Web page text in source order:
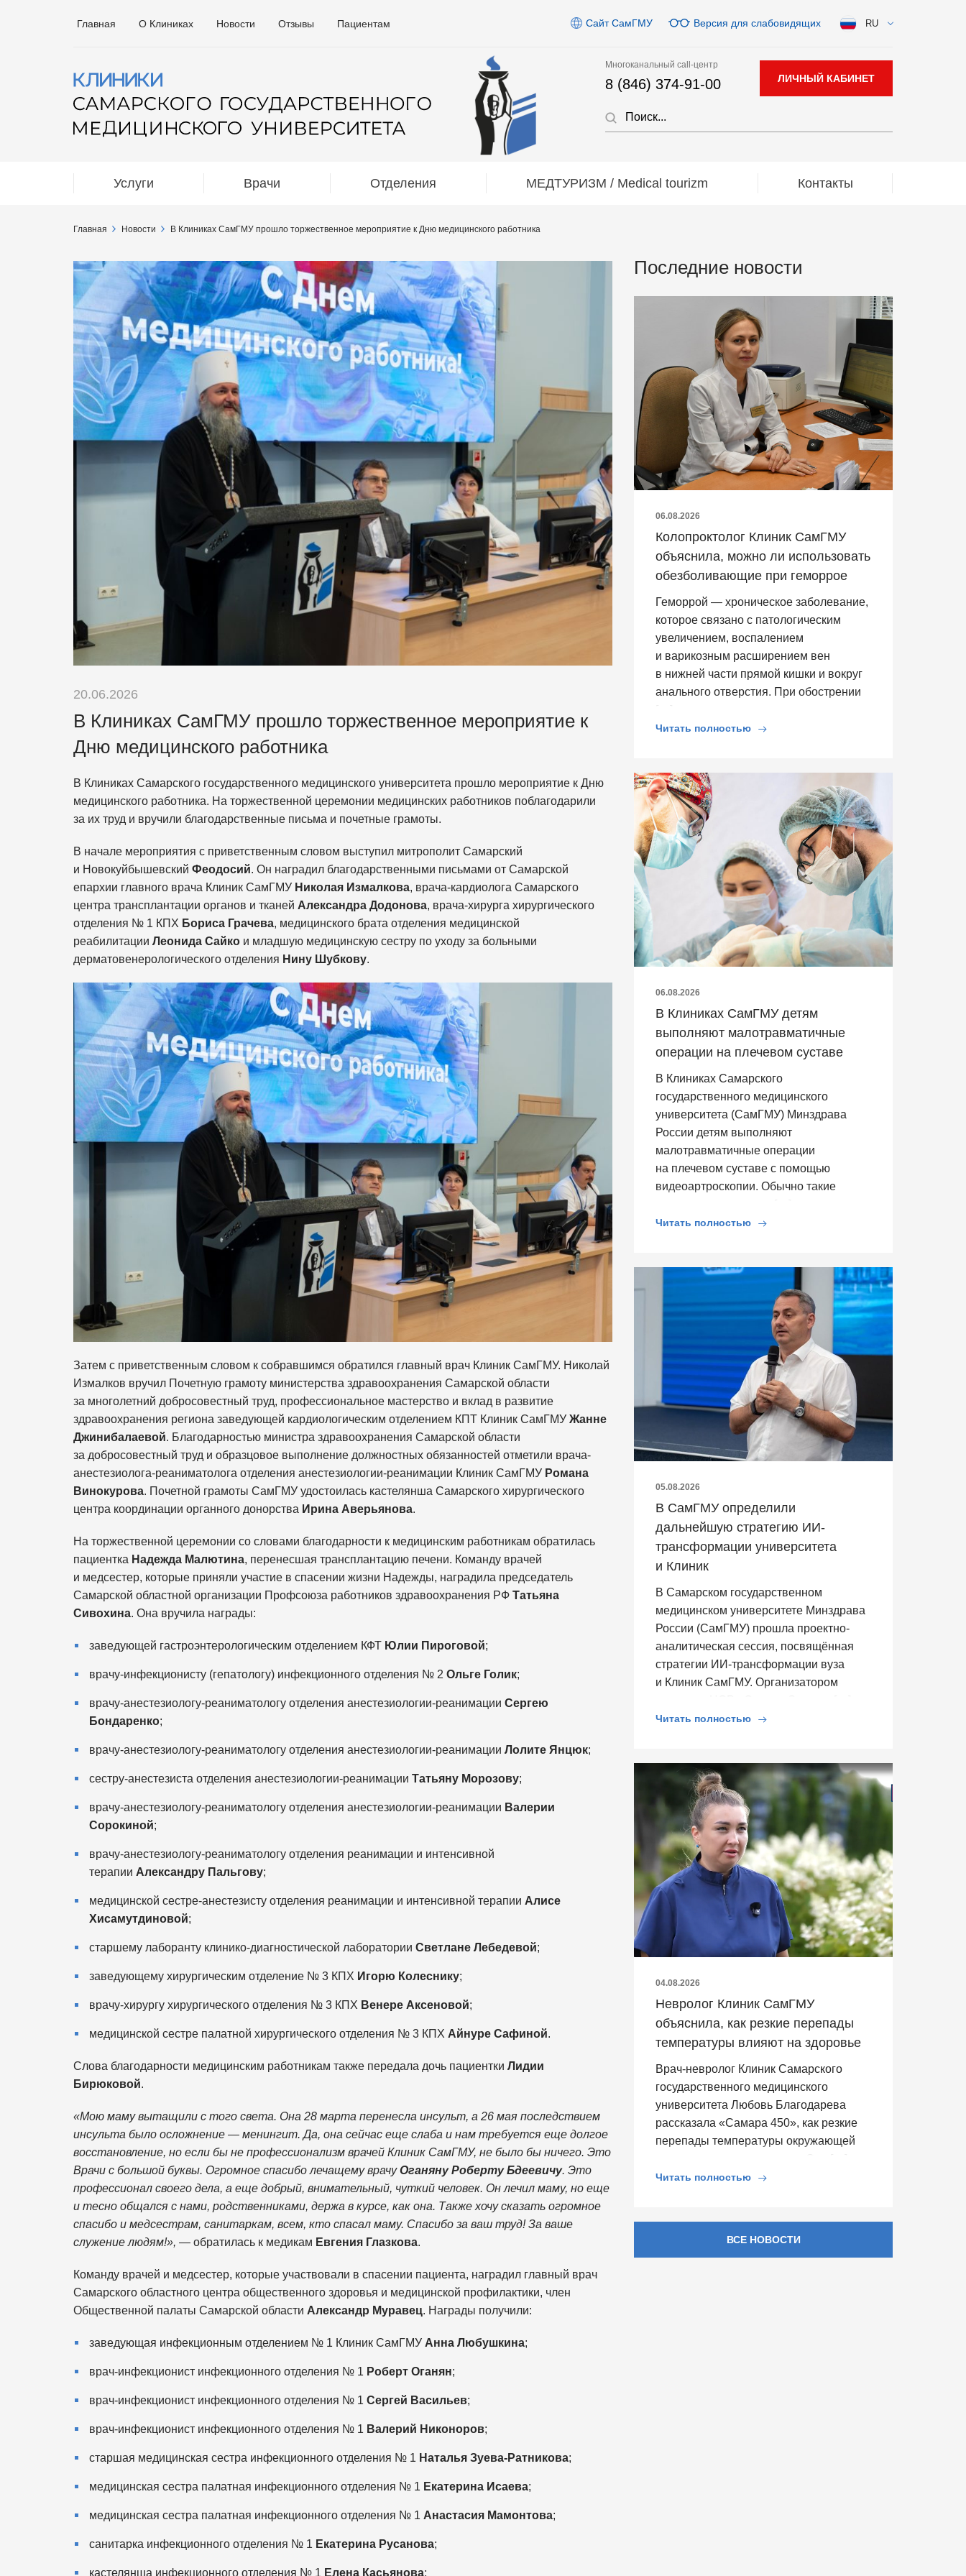
Главная О Клиниках Новости Отзывы Пациентам Сайт СамГМУ Версия для слабовидящих RU
Многоканальный call-центр
8 (846) 374-91-00 ЛИЧНЫЙ КАБИНЕТ
Услуги Врачи Отделения МЕДТУРИЗМ / Medical tourizm Контакты
Главная Новости В Клиниках СамГМУ прошло торжественное мероприятие к Дню медицинского работника
20.06.2026
В Клиниках СамГМУ прошло торжественное мероприятие к
Дню медицинского работника
В Клиниках Самарского государственного медицинского университета прошло мероприятие к Дню
медицинского работника. На торжественной церемонии медицинских работников поблагодарили
за их труд и вручили благодарственные письма и почетные грамоты.
В начале мероприятия с приветственным словом выступил митрополит Самарский
и Новокуйбышевский Феодосий. Он наградил благодарственными письмами от Самарской
епархии главного врача Клиник СамГМУ Николая Измалкова, врача-кардиолога Самарского
центра трансплантации органов и тканей Александра Додонова, врача-хирурга хирургического
отделения № 1 КПХ Бориса Грачева, медицинского брата отделения медицинской
реабилитации Леонида Сайко и младшую медицинскую сестру по уходу за больными
дерматовенерологического отделения Нину Шубкову.
Затем с приветственным словом к собравшимся обратился главный врач Клиник СамГМУ. Николай
Измалков вручил Почетную грамоту министерства здравоохранения Самарской области
за многолетний добросовестный труд, профессиональное мастерство и вклад в развитие
здравоохранения региона заведующей кардиологическим отделением КПТ Клиник СамГМУ Жанне
Джинибалаевой. Благодарностью министра здравоохранения Самарской области
за добросовестный труд и образцовое выполнение должностных обязанностей отметили врача-
анестезиолога-реаниматолога отделения анестезиологии-реанимации Клиник СамГМУ Романа
Винокурова. Почетной грамоты СамГМУ удостоилась кастелянша Самарского хирургического
центра координации органного донорства Ирина Аверьянова.
На торжественной церемонии со словами благодарности к медицинским работникам обратилась
пациентка Надежда Малютина, перенесшая трансплантацию печени. Команду врачей
и медсестер, которые приняли участие в спасении жизни Надежды, наградила председатель
Самарской областной организации Профсоюза работников здравоохранения РФ Татьяна
Сивохина. Она вручила награды:
заведующей гастроэнтерологическим отделением КФТ Юлии Пироговой;
врачу-инфекционисту (гепатологу) инфекционного отделения № 2 Ольге Голик;
врачу-анестезиологу-реаниматологу отделения анестезиологии-реанимации Сергею
Бондаренко;
врачу-анестезиологу-реаниматологу отделения анестезиологии-реанимации Лолите Янцюк;
сестру-анестезиста отделения анестезиологии-реанимации Татьяну Морозову;
врачу-анестезиологу-реаниматологу отделения анестезиологии-реанимации Валерии
Сорокиной;
врачу-анестезиологу-реаниматологу отделения реанимации и интенсивной
терапии Александру Пальгову;
медицинской сестре-анестезисту отделения реанимации и интенсивной терапии Алисе
Хисамутдиновой;
старшему лаборанту клинико-диагностической лаборатории Светлане Лебедевой;
заведующему хирургическим отделение № 3 КПХ Игорю Колеснику;
врачу-хирургу хирургического отделения № 3 КПХ Венере Аксеновой;
медицинской сестре палатной хирургического отделения № 3 КПХ Айнуре Сафиной.
Слова благодарности медицинским работникам также передала дочь пациентки Лидии
Бирюковой.
«Мою маму вытащили с того света. Она 28 марта перенесла инсульт, а 26 мая последствием
инсульта было осложнение — менингит. Да, она сейчас еще слаба и нам требуется еще долгое
восстановление, но если бы не профессионализм врачей Клиник СамГМУ, не было бы ничего. Это
Врачи с большой буквы. Огромное спасибо лечащему врачуОганяну Роберту Бдеевичу. Это
профессионал своего дела, а еще добрый, внимательный, чуткий человек. Он лечил маму, но еще
и тесно общался с нами, родственниками, держа в курсе, как она. Также хочу сказать огромное
спасибо и медсестрам, санитаркам, всем, кто спасал маму. Спасибо за ваш труд! За ваше
служение людям!», — обратилась к медикам Евгения Глазкова.
Команду врачей и медсестер, которые участвовали в спасении пациента, наградил главный врач
Самарского областного центра общественного здоровья и медицинской профилактики, член
Общественной палаты Самарской области Александр Муравец. Награды получили:
заведующая инфекционным отделением № 1 Клиник СамГМУ Анна Любушкина;
врач-инфекционист инфекционного отделения № 1 Роберт Оганян;
врач-инфекционист инфекционного отделения № 1 Сергей Васильев;
врач-инфекционист инфекционного отделения № 1 Валерий Никоноров;
старшая медицинская сестра инфекционного отделения № 1 Наталья Зуева-Ратникова;
медицинская сестра палатная инфекционного отделения № 1 Екатерина Исаева;
медицинская сестра палатная инфекционного отделения № 1 Анастасия Мамонтова;
санитарка инфекционного отделения № 1 Екатерина Русанова;
кастелянша инфекционного отделения № 1 Елена Касьянова;
Последние новости
06.08.2026
Колопроктолог Клиник СамГМУ
объяснила, можно ли использовать
обезболивающие при геморрое
Геморрой — хроническое заболевание,
которое связано с патологическим
увеличением, воспалением
и варикозным расширением вен
в нижней части прямой кишки и вокруг
анального отверстия. При обострении
Читать полностью
06.08.2026
В Клиниках СамГМУ детям
выполняют малотравматичные
операции на плечевом суставе
В Клиниках Самарского
государственного медицинского
университета (СамГМУ) Минздрава
России детям выполняют
малотравматичные операции
на плечевом суставе с помощью
видеоартроскопии. Обычно такие
Читать полностью
05.08.2026
В СамГМУ определили
дальнейшую стратегию ИИ-
трансформации университета
и Клиник
В Самарском государственном
медицинском университете Минздрава
России (СамГМУ) прошла проектно-
аналитическая сессия, посвящённая
стратегии ИИ-трансформации вуза
и Клиник СамГМУ. Организатором
Читать полностью
04.08.2026
Невролог Клиник СамГМУ
объяснила, как резкие перепады
температуры влияют на здоровье
Врач-невролог Клиник Самарского
государственного медицинского
университета Любовь Благодарева
рассказала «Самара 450», как резкие
перепады температуры окружающей
Читать полностью
ВСЕ НОВОСТИ